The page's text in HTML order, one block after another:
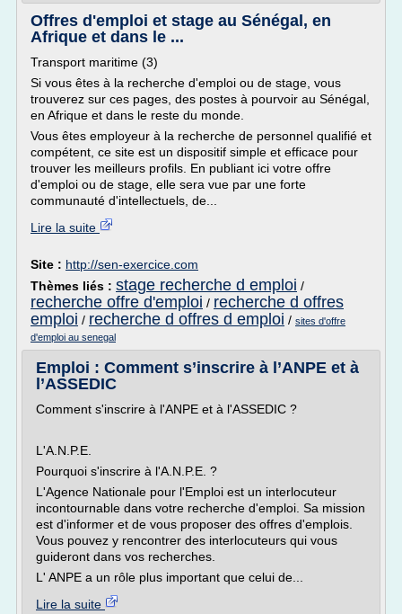
Offres d'emploi et stage au Sénégal, en
Afrique et dans le ...
Transport maritime (3)
Si vous êtes à la recherche d'emploi ou de stage, vous
trouverez sur ces pages, des postes à pourvoir au Sénégal,
en Afrique et dans le reste du monde.
Vous êtes employeur à la recherche de personnel qualifié et
compétent, ce site est un dispositif simple et efficace pour
trouver les meilleurs profils. En publiant ici votre offre
d'emploi ou de stage, elle sera vue par une forte
communauté d'intellectuels, de...
Lire la suite
Site : http://sen-exercice.com
Thèmes liés : stage recherche d emploi /
recherche offre d'emploi / recherche d offres
emploi / recherche d offres d emploi / sites d'offre
d'emploi au senegal
Emploi : Comment s’inscrire à l’ANPE et à
l’ASSEDIC
Comment s'inscrire à l'ANPE et à l'ASSEDIC ?
L'A.N.P.E.
Pourquoi s'inscrire à l'A.N.P.E. ?
L'Agence Nationale pour l'Emploi est un interlocuteur
incontournable dans votre recherche d'emploi. Sa mission
est d'informer et de vous proposer des offres d'emplois.
Vous pouvez y rencontrer des interlocuteurs qui vous
guideront dans vos recherches.
L' ANPE a un rôle plus important que celui de...
Lire la suite